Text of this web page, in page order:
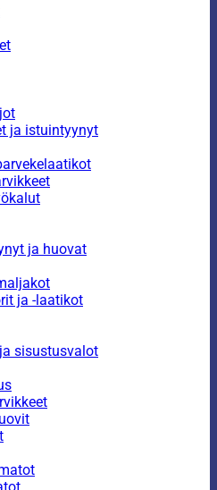
ja istuintyynyt
ja huovat
ja -laatikot
sisustusvalot